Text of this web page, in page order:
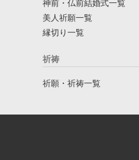
神前・仏前結婚式一覧
美人祈願一覧
縁切り一覧
祈祷
祈願・祈祷一覧